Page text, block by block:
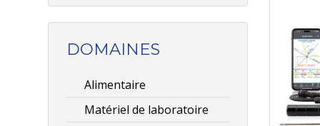
DOMAINES
Alimentaire
Matériel de laboratoire